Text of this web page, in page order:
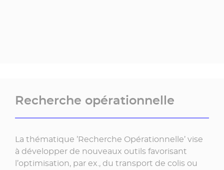
Recherche opérationnelle
La thématique ’Recherche Opérationnelle’ vise
à développer de nouveaux outils favorisant
l’optimisation, par ex., du transport de colis ou